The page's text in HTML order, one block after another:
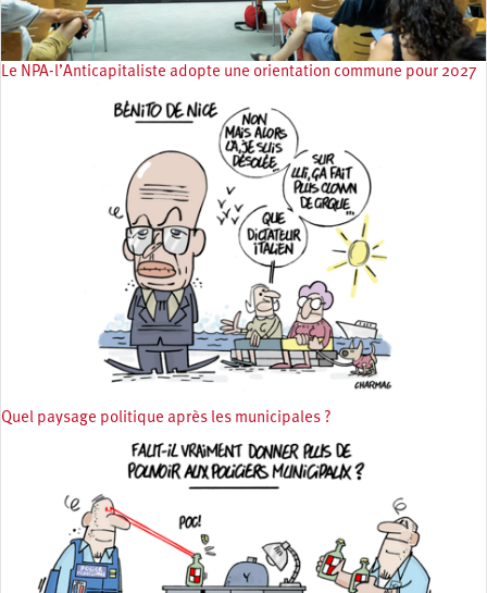
Le NPA-l’Anticapitaliste adopte une orientation commune pour 2027
Quel paysage politique après les municipales ?